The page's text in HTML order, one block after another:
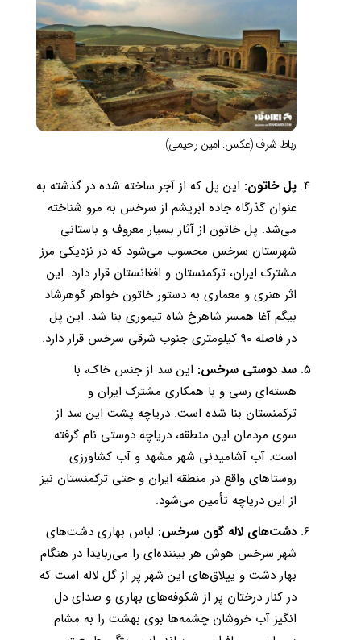
رباط شرف (عکس: امین رحیمی)
پل خاتون: این پل که از آجر ساخته شده در گذشته به
عنوان گذرگاه جاده ابریشم از سرخس به مرو شناخته
می‌شد. پل خاتون از آثار بسیار معروف و باستانی
شهرستان سرخس محسوب می‌شود که در نزدیکی مرز
مشترک ایران، ترکمنستان و افغانستان قرار دارد. این
اثر هنری و معماری به دستور خاتون خواهر گوهرشاد
بیگم آغا همسر شاهرخ شاه تیموری بنا شد. این پل
در فاصله ۹۰ کیلومتری جنوب شرقی سرخس قرار دارد.
سد دوستی سرخس: این سد از جنس خاک، با
هسته‌ای رسی و با همکاری مشترک ایران و
ترکمنستان بنا شده است. دریاچه پشت این سد از
سوی مردمان این منطقه، دریاچه دوستی نام گرفته
است. آب آشامیدنی شهر مشهد و آب کشاورزی
روستاهای واقع در منطقه ایران و حتی ترکمنستان نیز
از این دریاچه تأمین می‌شود.
دشت‌های لاله گون سرخس: لباس بهاری دشت‌های
شهر سرخس هوش هر بیننده‌ای را می‌رباید! در هنگام
بهار دشت و ییلاق‌های این شهر پر از گل لاله است که
در کنار درختان پر از شکوفه‌های بهاری و صدای دل
‌انگیز آب خروشان چشمه‌ها بوی بهشت را به مشام